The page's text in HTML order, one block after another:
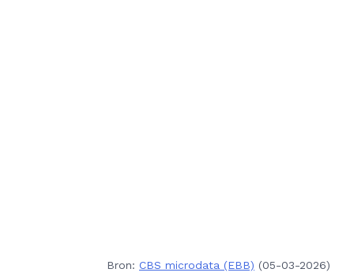
Bron: CBS microdata (EBB) (05-03-2026)